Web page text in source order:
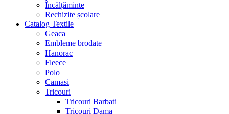
Încălțăminte
Rechizite școlare
Catalog Textile
Geaca
Embleme brodate
Hanorac
Fleece
Polo
Camasi
Tricouri
Tricouri Barbati
Tricouri Dama